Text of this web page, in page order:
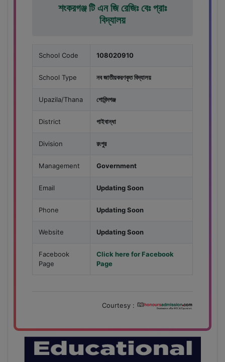
শংকরগঞ্জ টি এন জি রেজিঃ বেঃ প্রাঃ
বিদ্যালয়
School Code 108020910
School Type নব জাতীয়করণকৃত বিদ্যালয়
Upazila/Thana গোবিন্দগঞ্জ
District গাইবান্ধা
Division রংপুর
Management Government
Email Updating Soon
Phone Updating Soon
Website Updating Soon
Facebook
Page
Click here for Facebook
Page
Courtesy :